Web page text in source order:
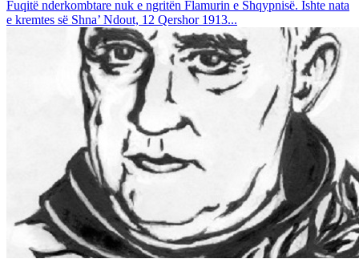
Fuqitë nderkombtare nuk e ngritën Flamurin e Shqypnisë. Ishte nata
e kremtes së Shna’ Ndout, 12 Qershor 1913...